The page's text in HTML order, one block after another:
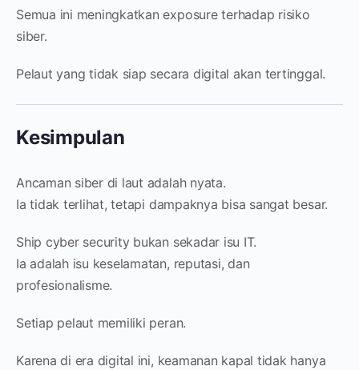
Semua ini meningkatkan exposure terhadap risiko
siber.
Pelaut yang tidak siap secara digital akan tertinggal.
Kesimpulan
Ancaman siber di laut adalah nyata.
Ia tidak terlihat, tetapi dampaknya bisa sangat besar.
Ship cyber security bukan sekadar isu IT.
Ia adalah isu keselamatan, reputasi, dan
profesionalisme.
Setiap pelaut memiliki peran.
Karena di era digital ini, keamanan kapal tidak hanya